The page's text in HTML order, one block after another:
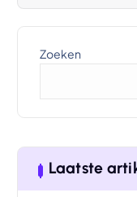
Zoeken
Laatste